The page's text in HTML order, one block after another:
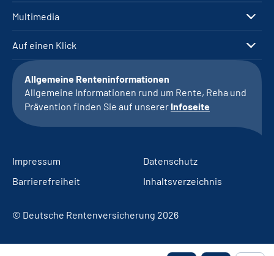
Multimedia
Auf einen Klick
Allgemeine Renteninformationen
Allgemeine Informationen rund um Rente, Reha und
Prävention finden Sie auf unserer Infoseite
Impressum
Datenschutz
Barrierefreiheit
Inhaltsverzeichnis
© Deutsche Rentenversicherung 2026